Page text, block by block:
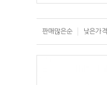
판매많은순 낮은가